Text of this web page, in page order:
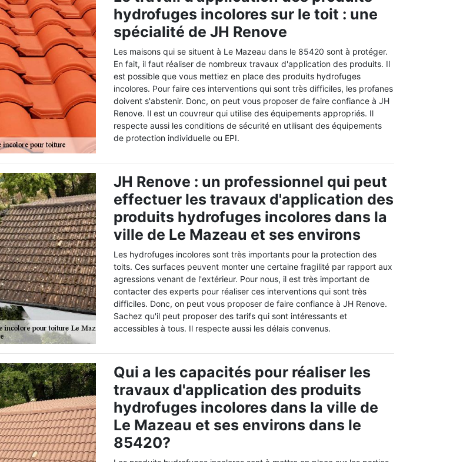
hydrofuges incolores sur le toit : une
spécialité de JH Renove
Les maisons qui se situent à Le Mazeau dans le 85420 sont à protéger.
En fait, il faut réaliser de nombreux travaux d'application des produits. Il
est possible que vous mettiez en place des produits hydrofuges
incolores. Pour faire ces interventions qui sont très difficiles, les profanes
doivent s'abstenir. Donc, on peut vous proposer de faire confiance à JH
Renove. Il est un couvreur qui utilise des équipements appropriés. Il
respecte aussi les conditions de sécurité en utilisant des équipements
de protection individuelle ou EPI.
JH Renove : un professionnel qui peut
effectuer les travaux d'application des
produits hydrofuges incolores dans la
ville de Le Mazeau et ses environs
Les hydrofuges incolores sont très importants pour la protection des
toits. Ces surfaces peuvent monter une certaine fragilité par rapport aux
agressions venant de l'extérieur. Pour nous, il est très important de
contacter des experts pour réaliser ces interventions qui sont très
difficiles. Donc, on peut vous proposer de faire confiance à JH Renove.
Sachez qu'il peut proposer des tarifs qui sont intéressants et
accessibles à tous. Il respecte aussi les délais convenus.
Qui a les capacités pour réaliser les
travaux d'application des produits
hydrofuges incolores dans la ville de
Le Mazeau et ses environs dans le
85420?